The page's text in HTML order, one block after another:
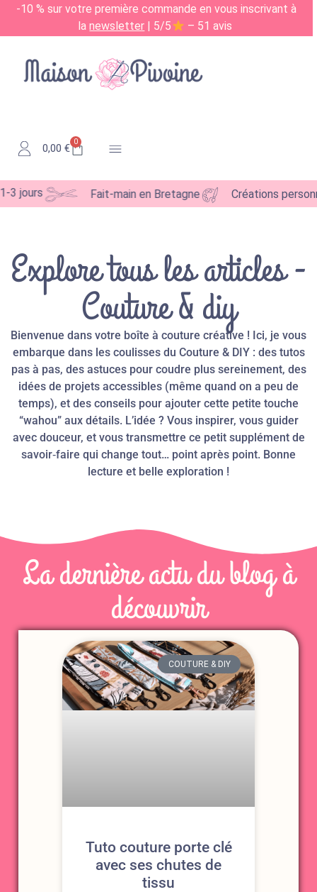
-10 % sur votre première commande en vous inscrivant à
lanewsletter | 5/5 – 51 avis
0,00 €
0
Fait-main en Bretagne Créations
Explore tous les articles -
Couture & diy
Bienvenue dans votre boîte à couture créative ! Ici, je vous
embarque dans les coulisses du Couture & DIY: des tutos
pas à pas, des astuces pour coudre plus sereinement, des
idées de projets accessibles (même quand on a peu de
temps), et des conseils pour ajouter cette petite touche
“wahou” aux détails. L’idée ? Vous inspirer, vous guider
avec douceur, et vous transmettre ce petit supplément de
savoir‑faire qui change tout… point après point. Bonne
lecture et belle exploration !
La dernière actu du blog à
découvrir
COUTURE & DIY
Tuto couture porte clé
avec ses chutes de
tissu